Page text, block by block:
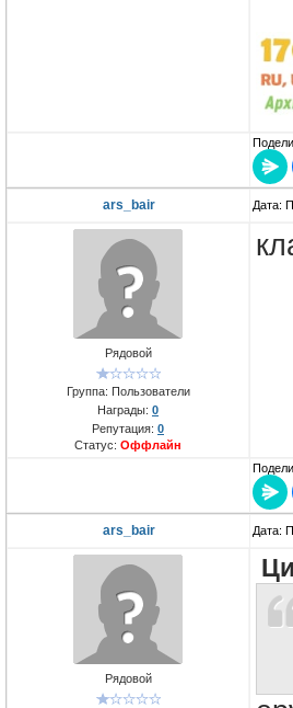
ars_bair Дата:
Рядовой
Группа: Пользователи
Награды: 0
Репутация: 0
Статус: Оффлайн
ars_bair Дата:
Рядовой